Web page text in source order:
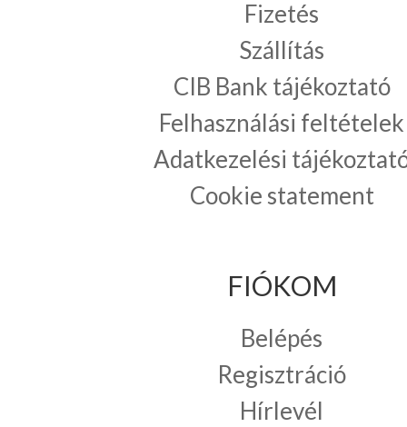
Fizetés
Szállítás
CIB Bank tájékoztató
Felhasználási feltételek
Adatkezelési
Cookie statement
FIÓKOM
Belépés
Regisztráció
Hírlevél